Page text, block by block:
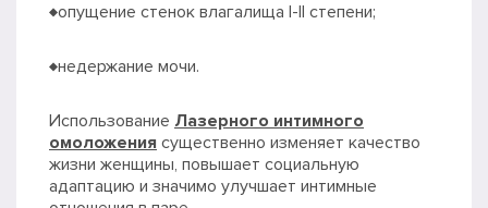
♦опущение стенок влагалища I-II степени;
♦недержание мочи.
Использование Лазерного интимного
омоложения существенно изменяет качество
жизни женщины, повышает социальную
адаптацию и значимо улучшает интимные